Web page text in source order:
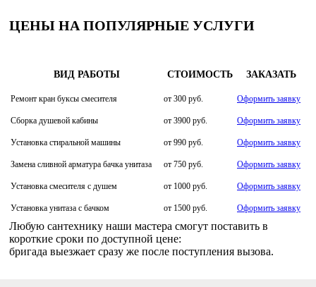
ЦЕНЫ НА ПОПУЛЯРНЫЕ УСЛУГИ
ВИД РАБОТЫ СТОИМОСТЬ ЗАКАЗАТЬ
Ремонт кран буксы смесителя от 300 руб. Оформить заявку
Сборка душевой кабины от 3900 руб. Оформить заявку
Установка стиральной машины от 990 руб. Оформить заявку
Замена сливной арматура бачка унитаза от 750 руб. Оформить заявку
Установка смесителя с душем от 1000 руб. Оформить заявку
Установка унитаза с бачком от 1500 руб. Оформить заявку
Любую сантехнику наши мастера смогут поставить в
короткие сроки по доступной цене:
бригада выезжает сразу же после поступления вызова.